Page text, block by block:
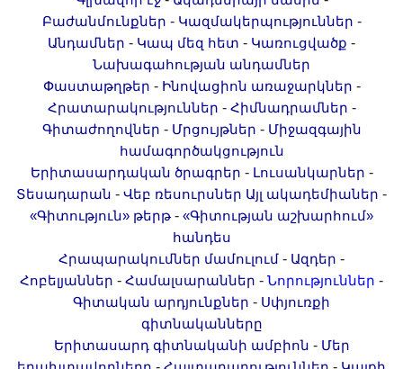
Բաժանմունքներ - Կազմակերպություններ -
Անդամներ - Կապ մեզ հետ - Կառուցվածք -
Նախագահության անդամներ
Փաստաթղթեր - Ինովացիոն առաջարկներ -
Հրատարակություններ - Հիմնադրամներ -
Գիտաժողովներ - Մրցույթներ - Միջազգային
համագործակցություն
Երիտասարդական ծրագրեր - Լուսանկարներ -
Տեսադարան - Վեբ ռեսուրսներ Այլ ակադեմիաներ -
«Գիտություն» թերթ - «Գիտության աշխարհում»
հանդես
Հրապարակումներ մամուլում - Ազդեր -
Հոբելյաններ - Համալսարաններ - Նորություններ -
Գիտական արդյունքներ - Սփյուռքի
գիտնականները
Երիտասարդ գիտնականի ամբիոն - Մեր